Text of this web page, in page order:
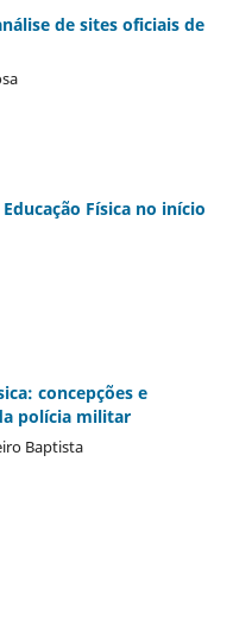
de sites oficiais de
Física no início
concepções e
polícia militar
Baptista